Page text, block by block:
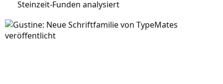
Steinzeit-Funden analysiert